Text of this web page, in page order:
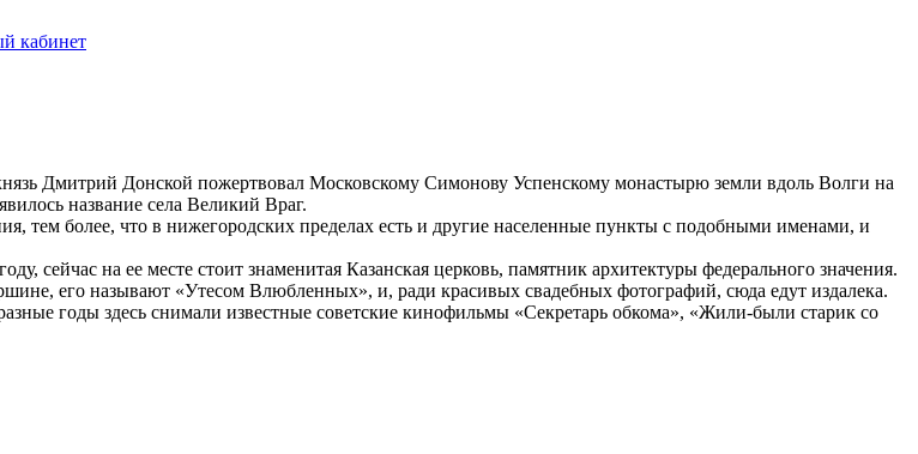
кабинет
Дмитрий Донской пожертвовал Московскому Симонову Успенскому монастырю земли вдоль Волги на
название села Великий Враг.
тем более, что в нижегородских пределах есть и другие населенные пункты с подобными именами, и
сейчас на ее месте стоит знаменитая Казанская церковь, памятник архитектуры федерального значения.
его называют «Утесом Влюбленных», и, ради красивых свадебных фотографий, сюда едут издалека.
годы здесь снимали известные советские кинофильмы «Секретарь обкома», «Жили-были старик со